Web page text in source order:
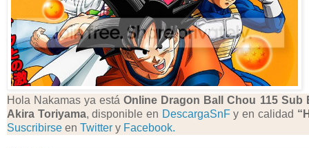
Hola Nakamas ya estáOnline Dragon Ball Chou 115 Sub
Akira Toriyama, disponible en DescargaSnF y en calidad
Suscribirse en Twitter y Facebook.